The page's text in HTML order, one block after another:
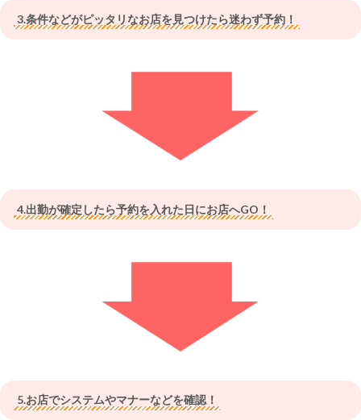
3.条件などがピッタリなお店を見つけたら迷わず予約！
4.出勤が確定したら予約を入れた日にお店へGO！
5.お店でシステムやマナーなどを確認！